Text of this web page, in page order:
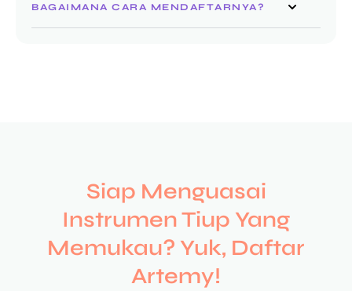
BAGAIMANA CARA MENDAFTARNYA?
Siap Menguasai
Instrumen Tiup Yang
Memukau? Yuk, Daftar
Artemy!